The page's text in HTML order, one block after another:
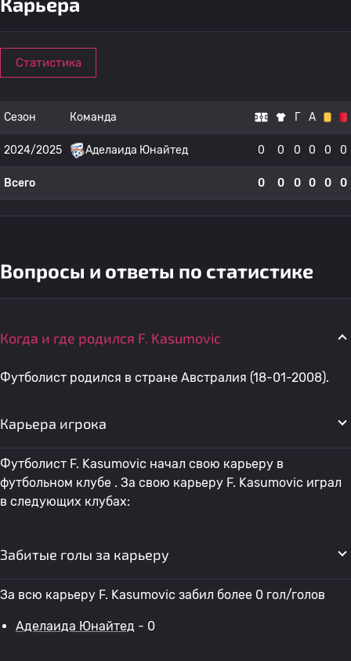
Статистика
Сезон Команда Г А
2024/2025 Аделаида Юнайтед 0 0 0 0 0 0
Всего 0 0 0 0 0 0
Вопросы и ответы по статистике
Когда и где родился F. Kasumovic
Футболист родился в стране Австралия (18-01-2008).
Карьера игрока
Футболист F. Kasumovic начал свою карьеру в
футбольном клубе . За свою карьеру F. Kasumovic играл
в следующих клубах:
Забитые голы за карьеру
За всю карьеру F. Kasumovic забил более 0 гол/голов
Аделаида Юнайтед - 0